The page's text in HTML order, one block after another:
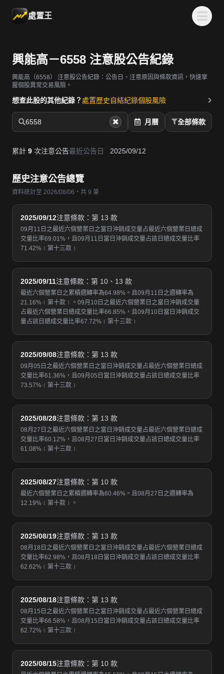
處置王
興能高－6558 注意股公告紀錄
興能高（6558）
注意股公告紀錄：公告日、注意原因與條款資訊，快速掌
握個股異常交易風險。
想查此股的其他紀錄？ 處置歷史自結紀錄個股風險
6558 月曆 全部條款
累計 9 次注意公告最近公告日 2025/09/12
歷史注意公告總覽
資料統計至 2026/08/06・共 9 筆
2025/09/12注意條款：第 13 款
09月11日之最近六個營業日之當日沖銷成交量占最近六個營業日總成
交量比率69.01%，且09月11日當日沖銷成交量占該日總成交量比率
71.42%﹝第十三款﹞
2025/09/11注意條款：第 10、13 款
最近六個營業日之累積週轉率為64.98%。且09月11日之週轉率為
21.16%﹝第十款﹞。09月10日之最近六個營業日之當日沖銷成交量
占最近六個營業日總成交量比率66.85%，且09月10日當日沖銷成交
量占該日總成交量比率67.72%﹝第十三款﹞
2025/09/08注意條款：第 13 款
09月05日之最近六個營業日之當日沖銷成交量占最近六個營業日總成
交量比率61.36%，且09月05日當日沖銷成交量占該日總成交量比率
73.57%﹝第十三款﹞
2025/08/28注意條款：第 13 款
08月27日之最近六個營業日之當日沖銷成交量占最近六個營業日總成
交量比率60.12%，且08月27日當日沖銷成交量占該日總成交量比率
61.08%﹝第十三款﹞
2025/08/27注意條款：第 10 款
最近六個營業日之累積週轉率為60.46%。且08月27日之週轉率為
12.19%﹝第十款﹞。
2025/08/19注意條款：第 13 款
08月18日之最近六個營業日之當日沖銷成交量占最近六個營業日總成
交量比率62.98%，且08月18日當日沖銷成交量占該日總成交量比率
62.62%﹝第十三款﹞
2025/08/18注意條款：第 13 款
08月15日之最近六個營業日之當日沖銷成交量占最近六個營業日總成
交量比率66.58%，且08月15日當日沖銷成交量占該日總成交量比率
62.72%﹝第十三款﹞
2025/08/15注意條款：第 10 款